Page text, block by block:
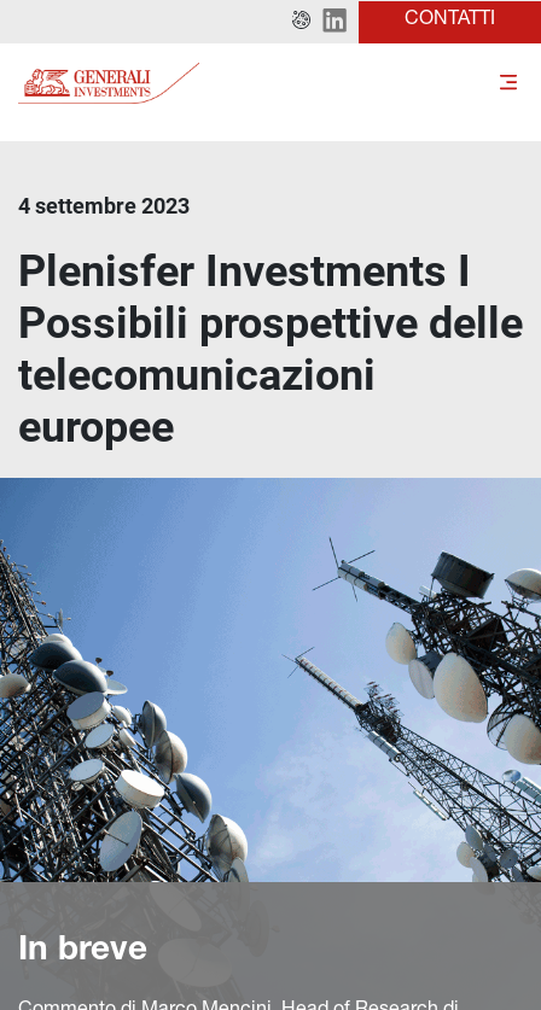
CONTATTI
4 settembre 2023
Plenisfer Investments I
Possibili prospettive delle
telecomunicazioni
europee
In breve